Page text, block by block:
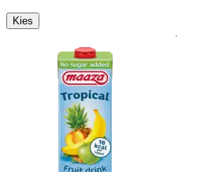
Kies